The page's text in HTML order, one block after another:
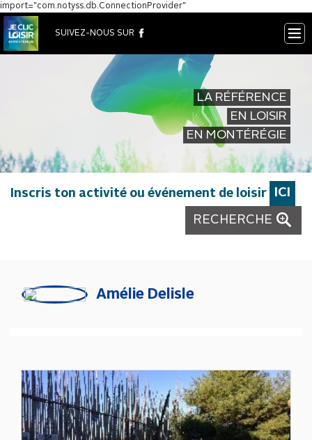
import="com.notyss.db.ConnectionProvider"
×
SUIVEZ-NOUS SUR
LA RÉFÉRENCE
EN LOISIR
EN MONTÉRÉGIE
Inscris ton activité ou événement de loisir ICI
RECHERCHE
Amélie Delisle